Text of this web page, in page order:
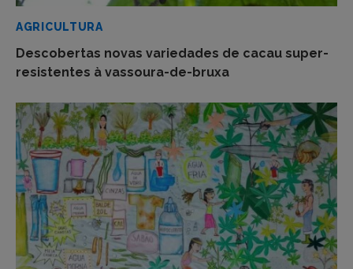
AGRICULTURA
Descobertas novas variedades de cacau super-
resistentes à vassoura-de-bruxa